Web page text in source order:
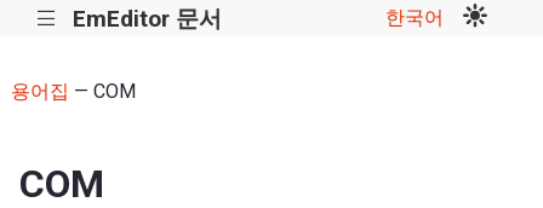
||| EmEditor 문서 한국어
용어집 — COM
COM